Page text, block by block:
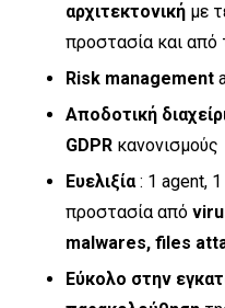
αρχιτεκτονική με
προστασία και από
Risk management
Αποδοτική
GDPR κανονισμούς
Ευελιξία: 1 agent,
προστασία από
malwares, files
Εύκολο στην